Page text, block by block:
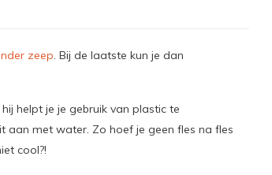
zeep. Bij de laatste kun je dan
helpt je je gebruik van plastic te
aan met water. Zo hoef je geen fles na fles
cool?!